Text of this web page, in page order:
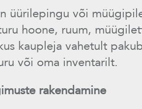
üürilepingu või
hoone, ruum,
kaupleja vahetult
või oma inventarilt.
rakendamine